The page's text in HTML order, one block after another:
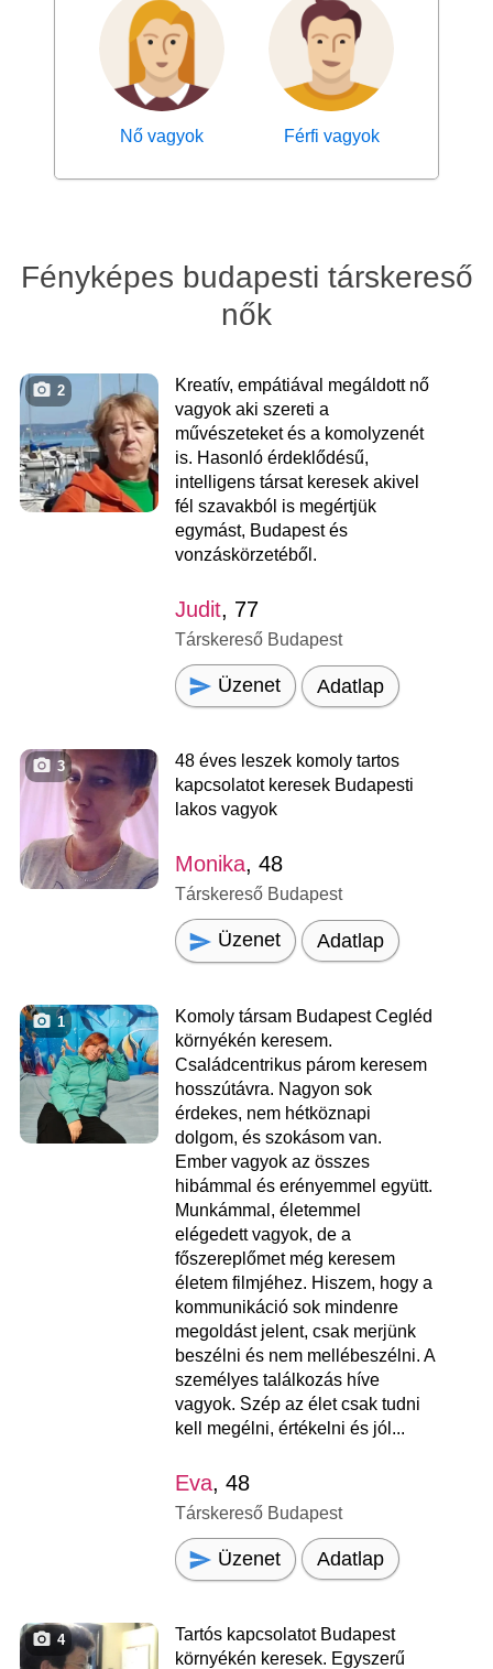
Nő vagyok Férfi vagyok
Fényképes budapesti társkereső
nők
2
Kreatív, empátiával megáldott nő
vagyok aki szereti a
művészeteket és a komolyzenét
is. Hasonló érdeklődésű,
intelligens társat keresek akivel
fél szavakból is megértjük
egymást, Budapest és
vonzáskörzetéből.
Judit, 77
Társkereső Budapest
Üzenet Adatlap
3
48 éves leszek komoly tartos
kapcsolatot keresek Budapesti
lakos vagyok
Monika, 48
Társkereső Budapest
Üzenet Adatlap
1
Komoly társam Budapest Cegléd
környékén keresem.
Családcentrikus párom keresem
hosszútávra. Nagyon sok
érdekes, nem hétköznapi
dolgom, és szokásom van.
Ember vagyok az összes
hibámmal és erényemmel együtt.
Munkámmal, életemmel
elégedett vagyok, de a
főszereplőmet még keresem
életem filmjéhez. Hiszem, hogy a
kommunikáció sok mindenre
megoldást jelent, csak merjünk
beszélni és nem mellébeszélni. A
személyes találkozás híve
vagyok. Szép az élet csak tudni
kell megélni, értékelni és jól...
Eva, 48
Társkereső Budapest
Üzenet Adatlap
4
Tartós kapcsolatot Budapest
környékén keresek. Egyszerű